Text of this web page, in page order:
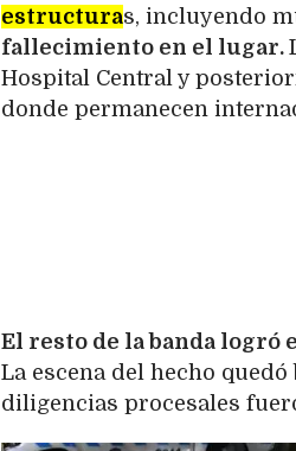
estructuras, incluyendo
fallecimiento en el lugar.
Hospital Central y
donde permanecen
El resto de la banda
La escena del hecho
diligencias procesales